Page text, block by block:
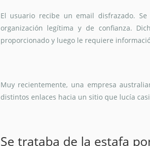
El usuario recibe un email disfrazado.
organización legítima y de confianza.
proporcionado y luego le requiere
Muy recientemente, una empresa
distintos enlaces hacia un sitio que lucía
Se trataba de la estafa